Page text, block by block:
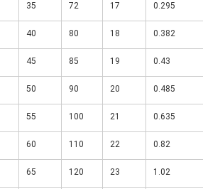
35 72 17 0.295
40 80 18 0.382
45 85 19 0.43
50 90 20 0.485
55 100 21 0.635
60 110 22 0.82
65 120 23 1.02